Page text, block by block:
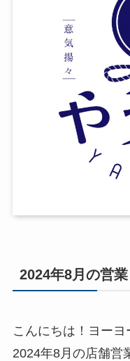
2024年8月の営
こんにちは！ヨーヨ
2024年8月の店舗営